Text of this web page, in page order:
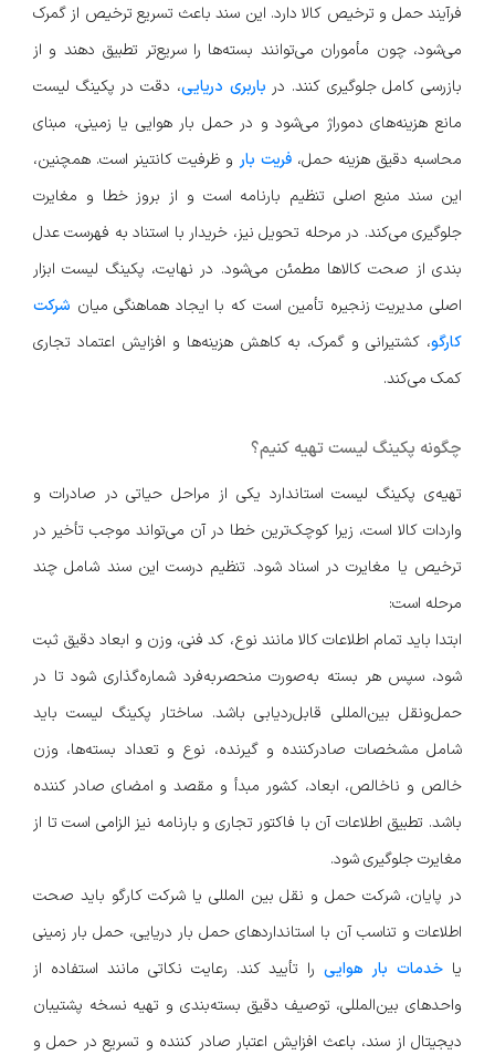
فرآیند حمل و ترخیص کالا دارد. این سند باعث تسریع ترخیص از گمرک
می‌شود، چون مأموران می‌توانند بسته‌ها را سریع‌تر تطبیق دهند و از
بازرسی کامل جلوگیری کنند. در باربری دریایی، دقت در پکینگ لیست
مانع هزینه‌های دموراژ می‌شود و در حمل بار هوایی یا زمینی، مبنای
محاسبه دقیق هزینه حمل،فریت بار و ظرفیت کانتینر است. همچنین،
این سند منبع اصلی تنظیم بارنامه است و از بروز خطا و مغایرت
جلوگیری می‌کند. در مرحله تحویل نیز، خریدار با استناد به فهرست عدل
بندی از صحت کالاها مطمئن می‌شود. در نهایت، پکینگ لیست ابزار
اصلی مدیریت زنجیره تأمین است که با ایجاد هماهنگی میان شرکت
کارگو، کشتیرانی و گمرک، به کاهش هزینه‌ها و افزایش اعتماد تجاری
کمک می‌کند.
چگونه پکینگ لیست تهیه کنیم؟
تهیه‌ی پکینگ لیست استاندارد یکی از مراحل حیاتی در صادرات و
واردات کالا است، زیرا کوچک‌ترین خطا در آن می‌تواند موجب تأخیر در
ترخیص یا مغایرت در اسناد شود. تنظیم درست این سند شامل چند
مرحله است:
ابتدا باید تمام اطلاعات کالا مانند نوع، کد فنی، وزن و ابعاد دقیق ثبت
شود، سپس هر بسته به‌صورت منحصربه‌فرد شماره‌گذاری شود تا در
حمل‌ونقل بین‌المللی قابل‌ردیابی باشد. ساختار پکینگ لیست باید
شامل مشخصات صادرکننده و گیرنده، نوع و تعداد بسته‌ها، وزن
خالص و ناخالص، ابعاد، کشور مبدأ و مقصد و امضای صادر کننده
باشد. تطبیق اطلاعات آن با فاکتور تجاری و بارنامه نیز الزامی است تا از
مغایرت جلوگیری شود.
در پایان، شرکت حمل و نقل بین المللی یا شرکت کارگو باید صحت
اطلاعات و تناسب آن با استانداردهای حمل بار دریایی، حمل بار زمینی
یا خدمات بار هواییرا تأیید کند. رعایت نکاتی مانند استفاده از
واحدهای بین‌المللی، توصیف دقیق بسته‌بندی و تهیه نسخه پشتیبان
دیجیتال از سند، باعث افزایش اعتبار صادر کننده و تسریع در حمل و